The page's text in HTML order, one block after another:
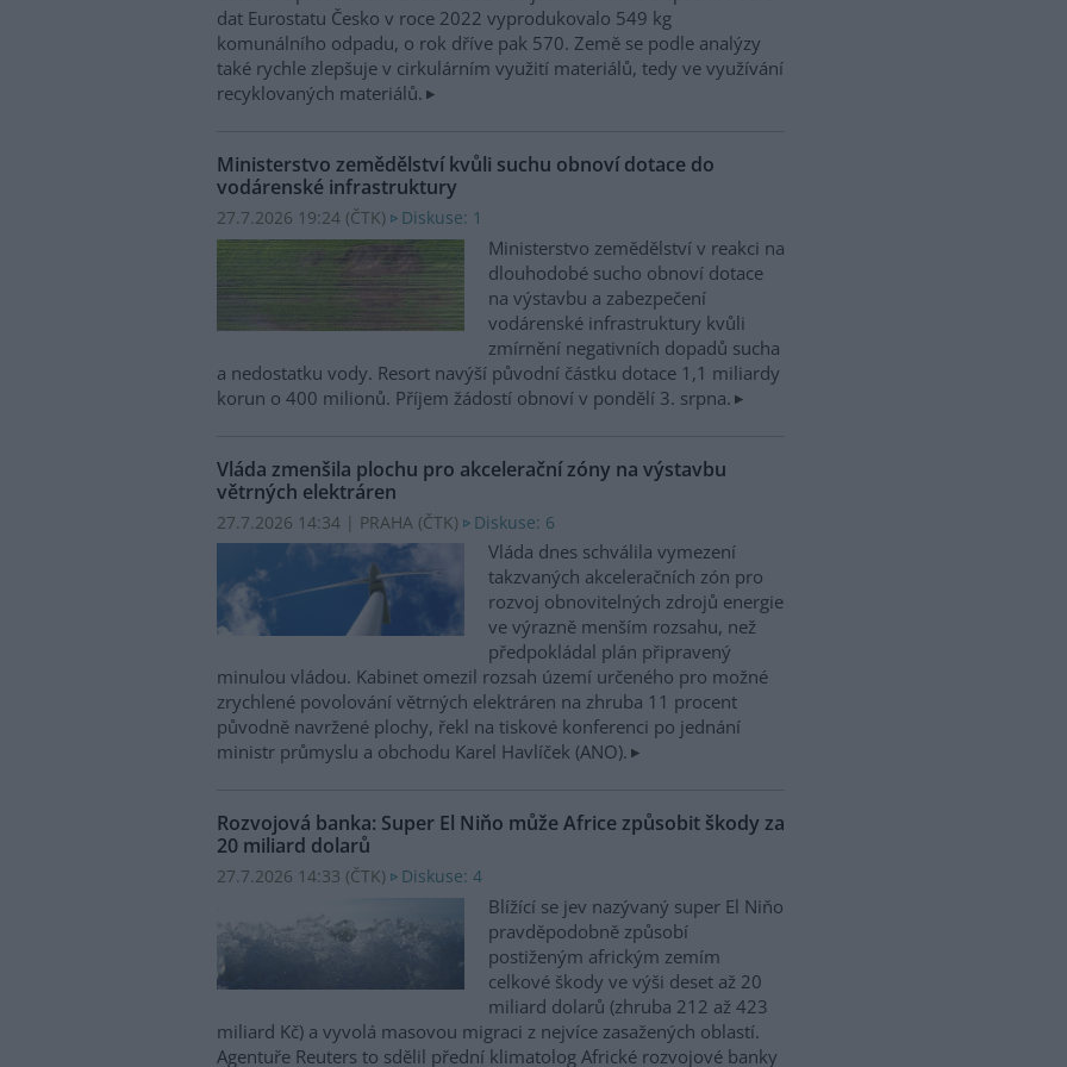
dat Eurostatu Česko v roce 2022 vyprodukovalo 549 kg
komunálního odpadu, o rok dříve pak 570. Země se podle analýzy
také rychle zlepšuje v cirkulárním využití materiálů, tedy ve využívání
recyklovaných materiálů.
Ministerstvo zemědělství kvůli suchu obnoví dotace do
vodárenské infrastruktury
27.7.2026 19:24 (ČTK) Diskuse: 1
Ministerstvo zemědělství v reakci na
dlouhodobé sucho obnoví dotace
na výstavbu a zabezpečení
vodárenské infrastruktury kvůli
zmírnění negativních dopadů sucha
a nedostatku vody. Resort navýší původní částku dotace 1,1 miliardy
korun o 400 milionů. Příjem žádostí obnoví v pondělí 3. srpna.
Vláda zmenšila plochu pro akcelerační zóny na výstavbu
větrných elektráren
27.7.2026 14:34 | PRAHA (ČTK) Diskuse: 6
Vláda dnes schválila vymezení
takzvaných akceleračních zón pro
rozvoj obnovitelných zdrojů energie
ve výrazně menším rozsahu, než
předpokládal plán připravený
minulou vládou. Kabinet omezil rozsah území určeného pro možné
zrychlené povolování větrných elektráren na zhruba 11 procent
původně navržené plochy, řekl na tiskové konferenci po jednání
ministr průmyslu a obchodu Karel Havlíček (ANO).
Rozvojová banka: Super El Niňo může Africe způsobit škody za
20 miliard dolarů
27.7.2026 14:33 (ČTK) Diskuse: 4
Blížící se jev nazývaný super El Niňo
pravděpodobně způsobí
postiženým africkým zemím
celkové škody ve výši deset až 20
miliard dolarů (zhruba 212 až 423
miliard Kč) a vyvolá masovou migraci z nejvíce zasažených oblastí.
Agentuře Reuters to sdělil přední klimatolog Africké rozvojové banky